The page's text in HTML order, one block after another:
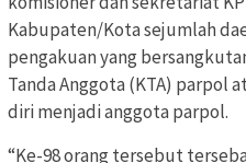
Kabupaten/Kota sejumlah
pengakuan yang
Tanda Anggota (KTA) parpol
diri menjadi anggota parpol.
“Ke-98 orang tersebut